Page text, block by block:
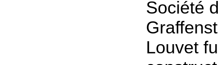
Société
Louvet